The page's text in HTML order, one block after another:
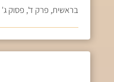
בראשית, פרק ד', פסוק ג'